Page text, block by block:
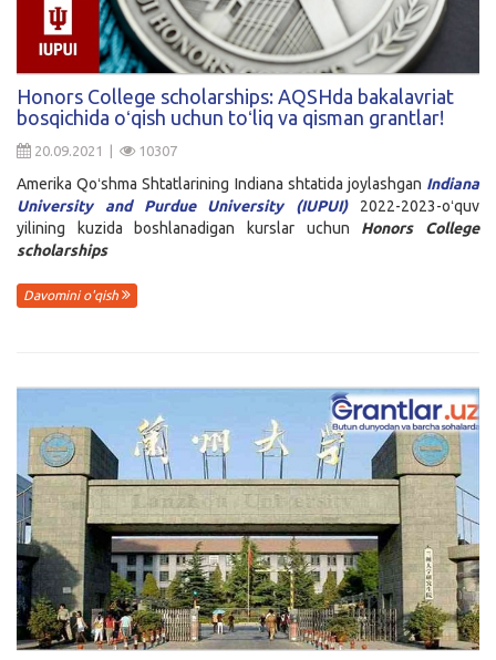
Honors College scholarships: AQSHda bakalavriat
bosqichida oʻqish uchun toʻliq va qisman grantlar!
20.09.2021 | 10307
Amerika Qoʻshma Shtatlarining Indiana shtatida joylashgan Indiana
University and Purdue University (IUPUI)2022-2023-oʻquv
yilining kuzida boshlanadigan kurslar uchun Honors College
scholarships
Davomini o'qish